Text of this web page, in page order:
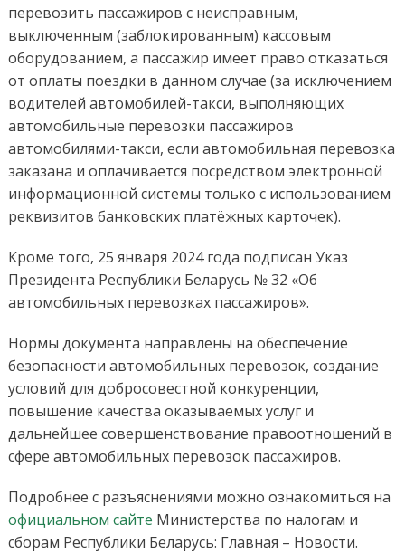
перевозить пассажиров с неисправным,
выключенным (заблокированным) кассовым
оборудованием, а пассажир имеет право отказаться
от оплаты поездки в данном случае (за исключением
водителей автомобилей-такси, выполняющих
автомобильные перевозки пассажиров
автомобилями-такси, если автомобильная перевозка
заказана и оплачивается посредством электронной
информационной системы только с использованием
реквизитов банковских платёжных карточек).
Кроме того, 25 января 2024 года подписан Указ
Президента Республики Беларусь № 32 «Об
автомобильных перевозках пассажиров».
Нормы документа направлены на обеспечение
безопасности автомобильных перевозок, создание
условий для добросовестной конкуренции,
повышение качества оказываемых услуг и
дальнейшее совершенствование правоотношений в
сфере автомобильных перевозок пассажиров.
Подробнее с разъяснениями можно ознакомиться на
официальном сайте Министерства по налогам и
сборам Республики Беларусь: Главная – Новости.